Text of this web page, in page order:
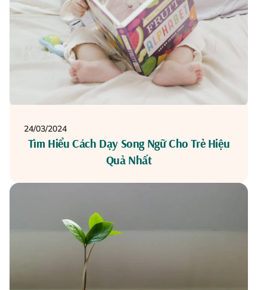
24/03/2024
Tìm Hiểu Cách Dạy Song Ngữ Cho Trẻ Hiệu
Quả Nhất